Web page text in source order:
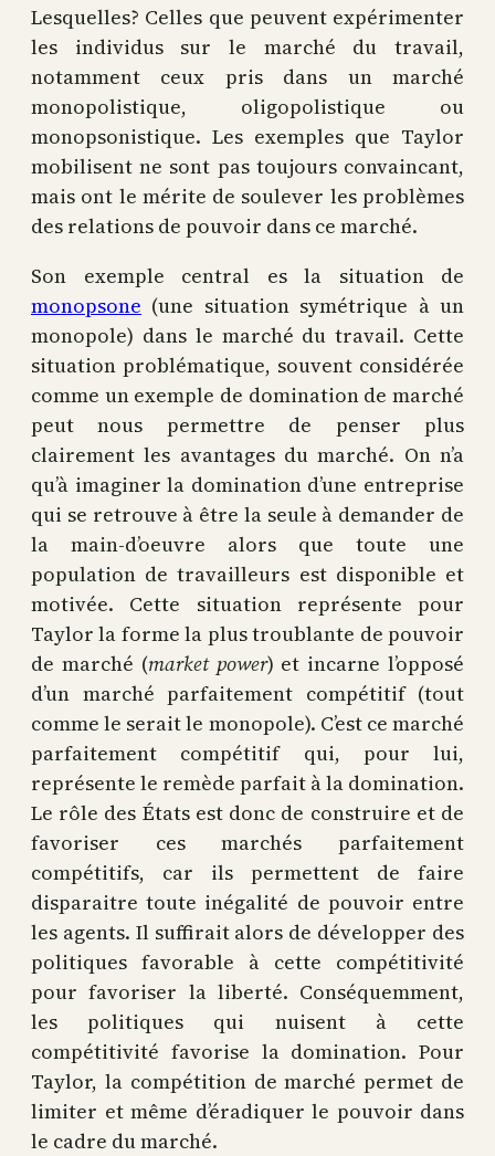
Lesquelles? Celles que peuvent expérimenter
les individus sur le marché du travail,
notamment ceux pris dans un marché
monopolistique, oligopolistique ou
monopsonistique. Les exemples que Taylor
mobilisent ne sont pas toujours convaincant,
mais ont le mérite de soulever les problèmes
des relations de pouvoir dans ce marché.
Son exemple central es la situation de
monopsone (une situation symétrique à un
monopole) dans le marché du travail. Cette
situation problématique, souvent considérée
comme un exemple de domination de marché
peut nous permettre de penser plus
clairement les avantages du marché. On n’a
qu’à imaginer la domination d’une entreprise
qui se retrouve à être la seule à demander de
la main-d’oeuvre alors que toute une
population de travailleurs est disponible et
motivée. Cette situation représente pour
Taylor la forme la plus troublante de pouvoir
de marché (market power) et incarne l’opposé
d’un marché parfaitement compétitif (tout
comme le serait le monopole). C’est ce marché
parfaitement compétitif qui, pour lui,
représente le remède parfait à la domination.
Le rôle des États est donc de construire et de
favoriser ces marchés parfaitement
compétitifs, car ils permettent de faire
disparaitre toute inégalité de pouvoir entre
les agents. Il suffirait alors de développer des
politiques favorable à cette compétitivité
pour favoriser la liberté. Conséquemment,
les politiques qui nuisent à cette
compétitivité favorise la domination. Pour
Taylor, la compétition de marché permet de
limiter et même d’éradiquer le pouvoir dans
le cadre du marché.